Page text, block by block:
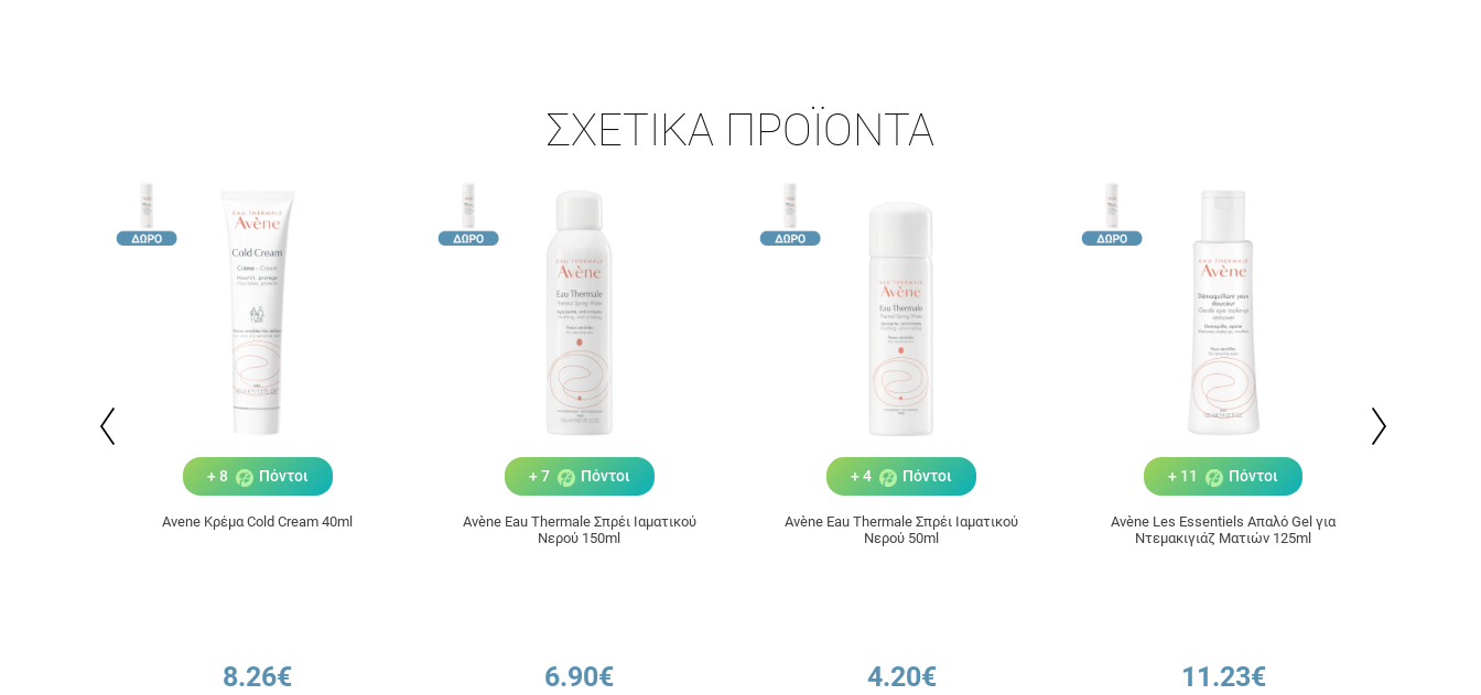
ΣΧΕΤΙΚΆ ΠΡΟΪΌΝΤΑ
+ 8 Πόντοι
Avene Κρέμα Cold Cream 40ml
8.26€
+ 7 Πόντοι
Avène Eau Thermale Σπρέι Ιαματικού
Νερού 150ml
6.90€
+ 4 Πόντοι
Avène Eau Thermale Σπρέι Ιαματικού
Νερού 50ml
4.20€
+ 11 Πόντοι
Avène Les Essentiels Απαλό Gel για
Ντεμακιγιάζ Ματιών 125ml
11.23€